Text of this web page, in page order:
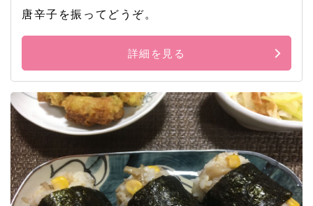
唐辛子を振ってどうぞ。
詳細を見る